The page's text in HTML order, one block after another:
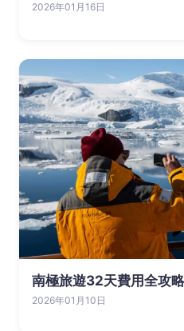
2026年01月16日
南極旅遊32天費用全攻
2026年01月10日